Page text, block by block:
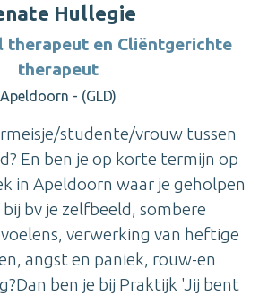
Hullegie
therapeut en Cliëntgerichte
therapeut
Apeldoorn - (GLD)
studente/vrouw tussen
En ben je op korte termijn op
in Apeldoorn waar je geholpen
bv je zelfbeeld, sombere
verwerking van heftige
angst en paniek, rouw-en
ben je bij Praktijk 'Jij bent